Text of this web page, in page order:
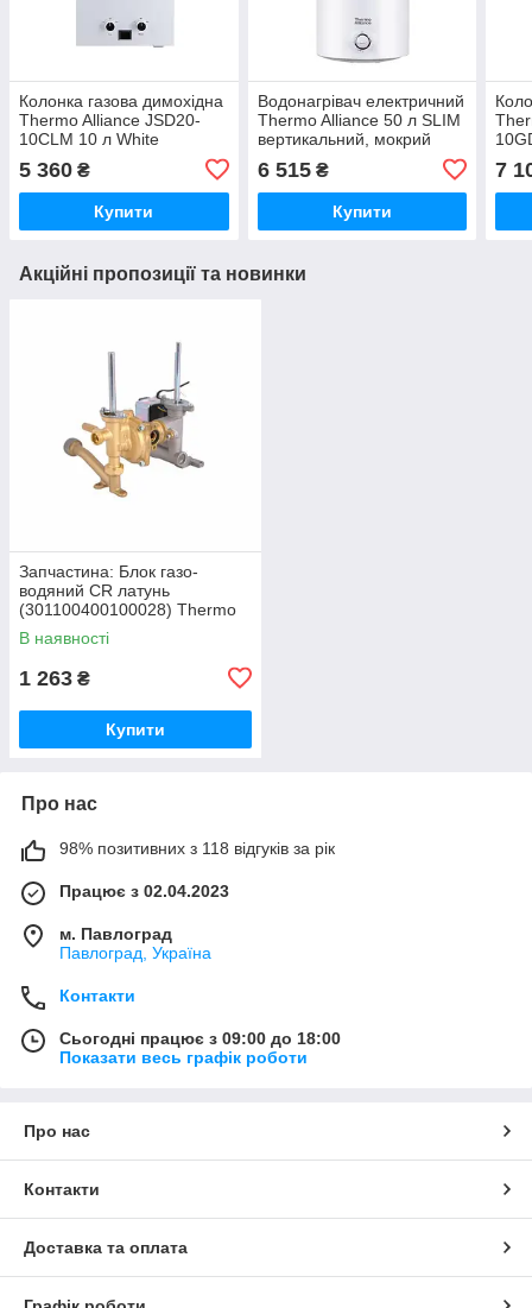
Колонка газова димохідна
Thermo Alliance JSD20-
10CLM 10 л White
5 360 ₴
Купити
Водонагрівач електричний
Thermo Alliance 50 л SLIM
вертикальний, мокрий
6 515₴
Купити
7
Акційні пропозиції та новинки
Запчастина: Блок газо-
водяний CR латунь
(301100400100028) Thermo
Alliance
В наявності
1 263 ₴
Купити
Про нас
98% позитивних з 118 відгуків за рік
Працює з 02.04.2023
м. Павлоград
Павлоград, Україна
Контакти
Сьогодні працює з 09:00 до 18:00
Показати весь графік роботи
Про нас
Контакти
Доставка та оплата